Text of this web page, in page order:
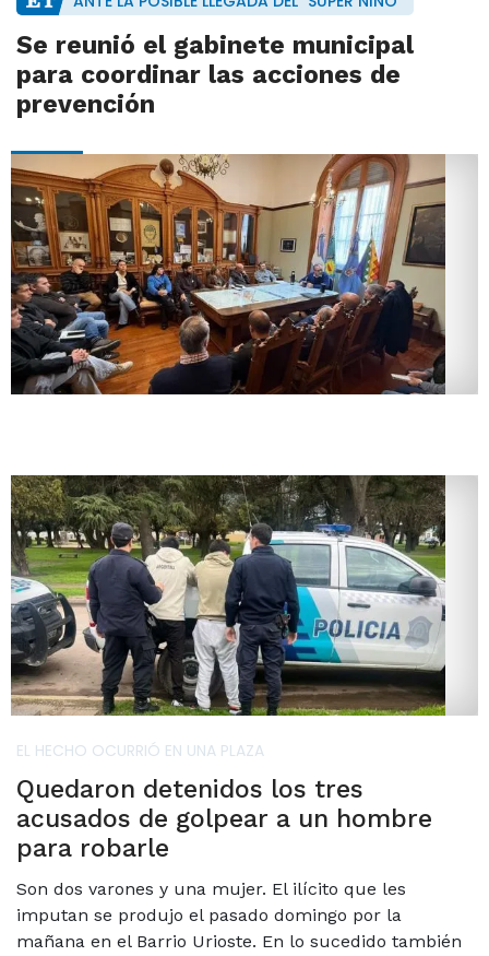
Se reunió el gabinete municipal
para coordinar las acciones de
prevención
EL HECHO OCURRIÓ EN UNA PLAZA
Quedaron detenidos los tres
acusados de golpear a un hombre
para robarle
Son dos varones y una mujer. El ilícito que les
imputan se produjo el pasado domingo por la
mañana en el Barrio Urioste. En lo sucedido también